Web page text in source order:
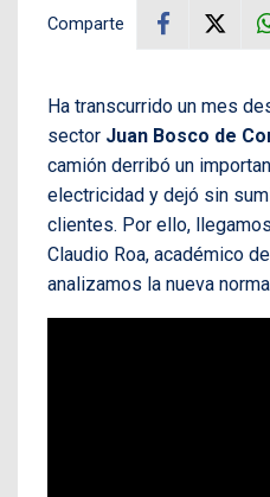
Comparte
Ha transcurrido un mes
sector Juan Bosco de
camión derribó un
electricidad y dejó sin
clientes. Por ello,
Claudio Roa, académico
analizamos la nueva